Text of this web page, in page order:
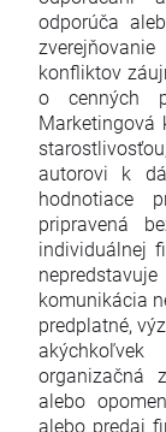
odporúča
konfliktov
o cenných
Marketingová
autorovi k
hodnotiace
pripravená
individuálnej
komunikácia
predplatné,
organizačná
alebo
alebo predaj